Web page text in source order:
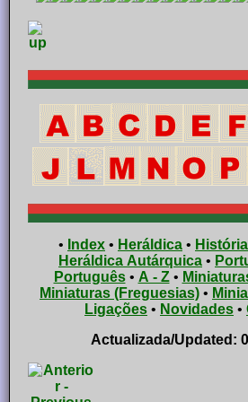
• Index • Heráldica • História
Heráldica Autárquica •
Português• A - Z•
Miniaturas (Freguesias) •
Ligações • Novidades •
Actualizada/Updated: